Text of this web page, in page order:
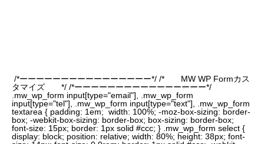
/*ーーーーーーーーーーーーーーーー*/ /* MW WP Formカス
タマイズ */ /*ーーーーーーーーーーーーーーーー*/
.mw_wp_form input[type="email"], .mw_wp_form
input[type="tel"], .mw_wp_form input[type="text"], .mw_wp_form
textarea { padding: 1em; width: 100%; -moz-box-sizing: border-
box; -webkit-box-sizing: border-box; box-sizing: border-box;
font-size: 15px; border: 1px solid #ccc; } .mw_wp_form select {
display: block; position: relative; width: 80%; height: 38px; font-